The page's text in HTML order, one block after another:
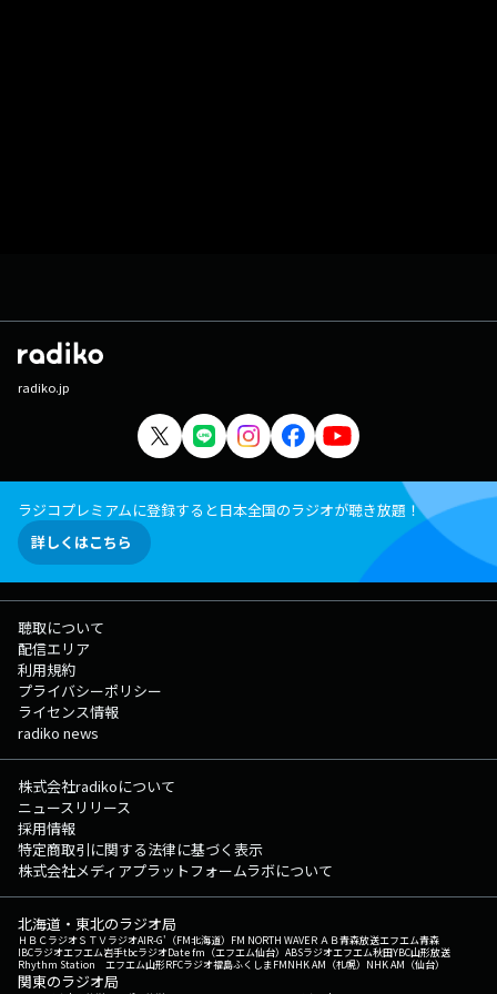
radiko.jp
ラジコプレミアムに登録すると日本全国のラジオが聴き放題！
詳しくはこちら
聴取について
配信エリア
利用規約
プライバシーポリシー
ライセンス情報
radiko news
株式会社radikoについて
ニュースリリース
採用情報
特定商取引に関する法律に基づく表示
株式会社メディアプラットフォームラボについて
北海道・東北のラジオ局
ＨＢＣラジオＳＴＶラジオAIR-G'（FM北海道） FM NORTH WAVEＲＡＢ青森放送エフエム青森
IBCラジオエフエム岩手tbcラジオDate fm（エフエム仙台） ABSラジオエフエム秋田YBC山形放送
Rhythm Station エフエム山形RFCラジオ福島ふくしまFMNHK AM（札幌） NHK AM（仙台）
関東のラジオ局